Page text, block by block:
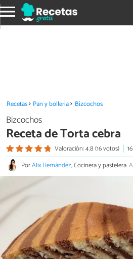
Recetas Pan y bollería Bizcochos
Bizcochos
Receta de Torta cebra
Valoración: 4.8 (16 votos)
PorAlix Hernández, Cocinera y pastelera.